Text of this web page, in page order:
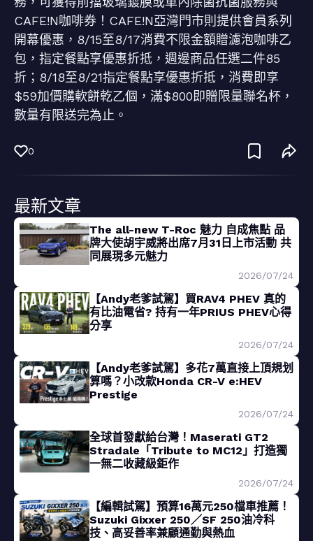
CAFE!N咖啡券！CAFE!N亞灣門市則提供會員系列
開幕優惠，8/15至8/17消費不限金額贈濾泡咖啡乙
包，指定餐點享優惠折抵，週邊商品任選二件85
折；8/18至8/21指定餐點享優惠折抵，消費即享
$59加價購軟餅乾乙個，滿$800即贈限量聯名杯，
數量有限送完為止。
0
最新文章
The all-new T-Roc 魅力 自成焦點 品
牌大使胡宇威將出席7月31日上市活動 共
同展現多元魅力
2026/07/24
【Andy老爹試駕】買RAV4 PHEV 真的
有比油電省? 持有一年PRIUS PHEV心得
分享
2026/07/24
【Andy老爹試駕】多花7萬直接上頂規划
算嗎？小改款Honda CR-V e:HEV
Prestige
2026/07/24
全球首發獻給台灣！Maserati GT2
Stradale「Tribute to MC12」打造獨
一無二收藏級鉅作
2026/07/24
【編輯試駕】預算16萬元250檔車推薦！
Suzuki Gixxer 250／SF 250油冷科
技、高妥善率兼顧通勤與熱血